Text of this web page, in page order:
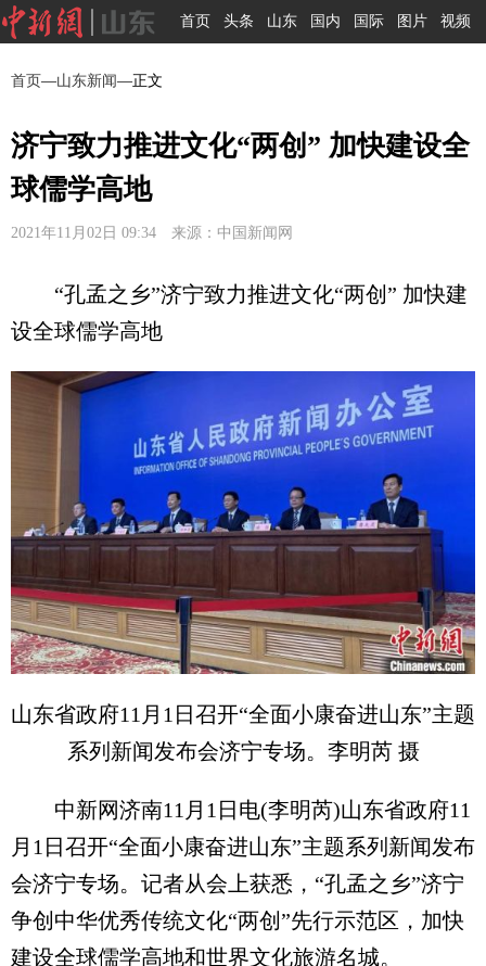
首页 头条 山东 国内 国际 图片 视频
首页—山东新闻—正文
济宁致力推进文化“两创” 加快建设全
球儒学高地
2021年11月02日 09:34 来源：中国新闻网
“孔孟之乡”济宁致力推进文化“两创” 加快建
设全球儒学高地
山东省政府11月1日召开“全面小康奋进山东”主题
系列新闻发布会济宁专场。李明芮 摄
中新网济南11月1日电(李明芮)山东省政府11
月1日召开“全面小康奋进山东”主题系列新闻发布
会济宁专场。记者从会上获悉，“孔孟之乡”济宁
争创中华优秀传统文化“两创”先行示范区，加快
建设全球儒学高地和世界文化旅游名城。